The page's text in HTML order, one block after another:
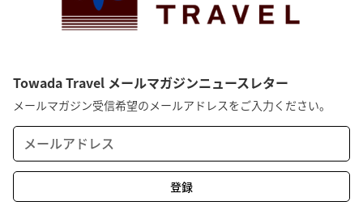
Towada Travel メールマガジンニュースレター
メールマガジン受信希望のメールアドレスをご入力ください。